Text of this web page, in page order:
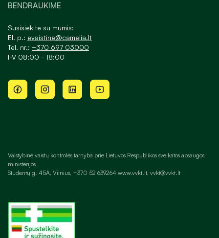
BENDRAUKIME
Susisiekite su mumis:
El. p.: evaistine@camelia.lt
Tel. nr.: +370 697 03000
I-V 08:00 - 18:00
Valstybinė vaistų kontrolės tarnyba prie Lietuvos Respublikos sveikatos apsaugos
ministerijos
Studentų g. 45A, Vilnius, +370 52 639264 www.vvkt.lt, vvkt@vvkt.lt